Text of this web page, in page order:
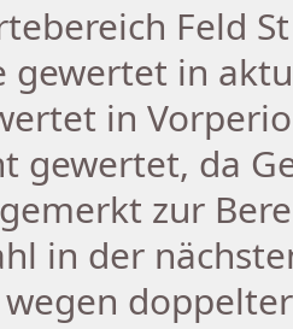
Feld
gewertet in
in
gewertet, da
zur
in der